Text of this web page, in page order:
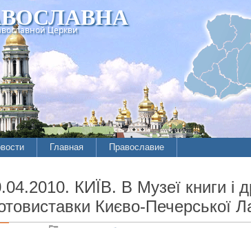
Церкви
прав
Главная Православие
История
Митрополиты
КИЇВ. В Музеї книги і
Києво-Печерської